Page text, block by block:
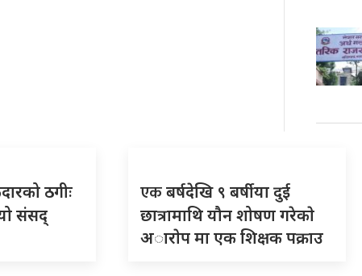
ठगीः
संसद्
एकबर्षदेखि ९ बर्षीया दुई
छात्रामाथि यौन शोषण गरेकाे
अाराेप मा एक शिक्षक पक्राउ